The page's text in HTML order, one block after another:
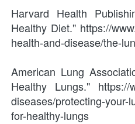
Harvard Health
Healthy Diet." https://
health-and-disease/the-
American Lung
Healthy Lungs." https://
diseases/protecting-your-
for-healthy-lungs